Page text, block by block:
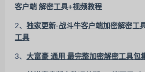
客户端 解密工具+视频教程
2、 独家更新-战斗牛客户端加密解密工
工具
3、 大富豪 通用 最完整加密解密工具包